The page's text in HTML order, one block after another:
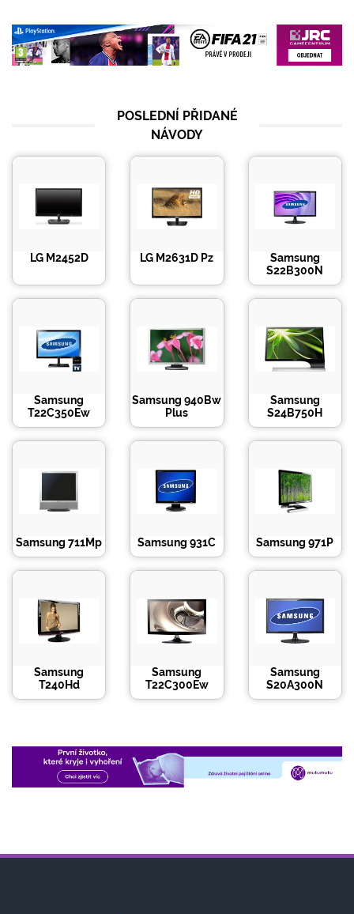
POSLEDNÍ PŘIDANÉ
NÁVODY
LG M2452D LG M2631D Pz
Samsung
S22B300N
Samsung
T22C350Ew
Samsung 940Bw
Plus
Samsung
S24B750H
Samsung 711Mp Samsung 931C Samsung 971P
Samsung
T240Hd
Samsung
T22C300Ew
Samsung
S20A300N